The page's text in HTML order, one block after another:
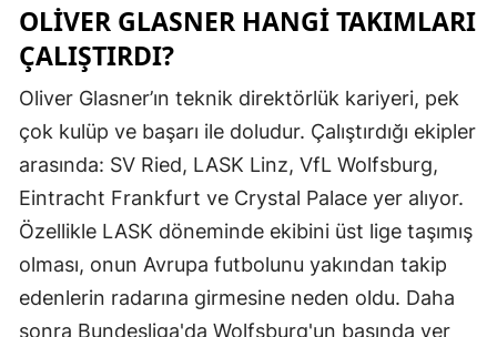
OLIVER GLASNER HANGI TAKIMLARI
ÇALIŞTIRDI?
Oliver Glasner’ın teknik direktörlük kariyeri, pek
çok kulüp ve başarı ile doludur. Çalıştırdığı ekipler
arasında: SV Ried, LASK Linz, VfL Wolfsburg,
Eintracht Frankfurt ve Crystal Palace yer alıyor.
Özellikle LASK döneminde ekibini üst lige taşımış
olması, onun Avrupa futbolunu yakından takip
edenlerin radarına girmesine neden oldu. Daha
sonra Bundesliga'da Wolfsburg'un başında yer